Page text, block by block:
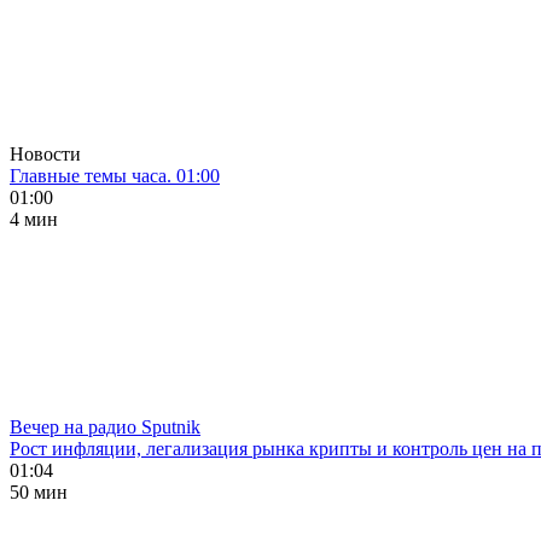
Новости
Главные темы часа. 01:00
01:00
4 мин
Вечер на радио Sputnik
Рост инфляции, легализация рынка крипты и контроль цен на
01:04
50 мин